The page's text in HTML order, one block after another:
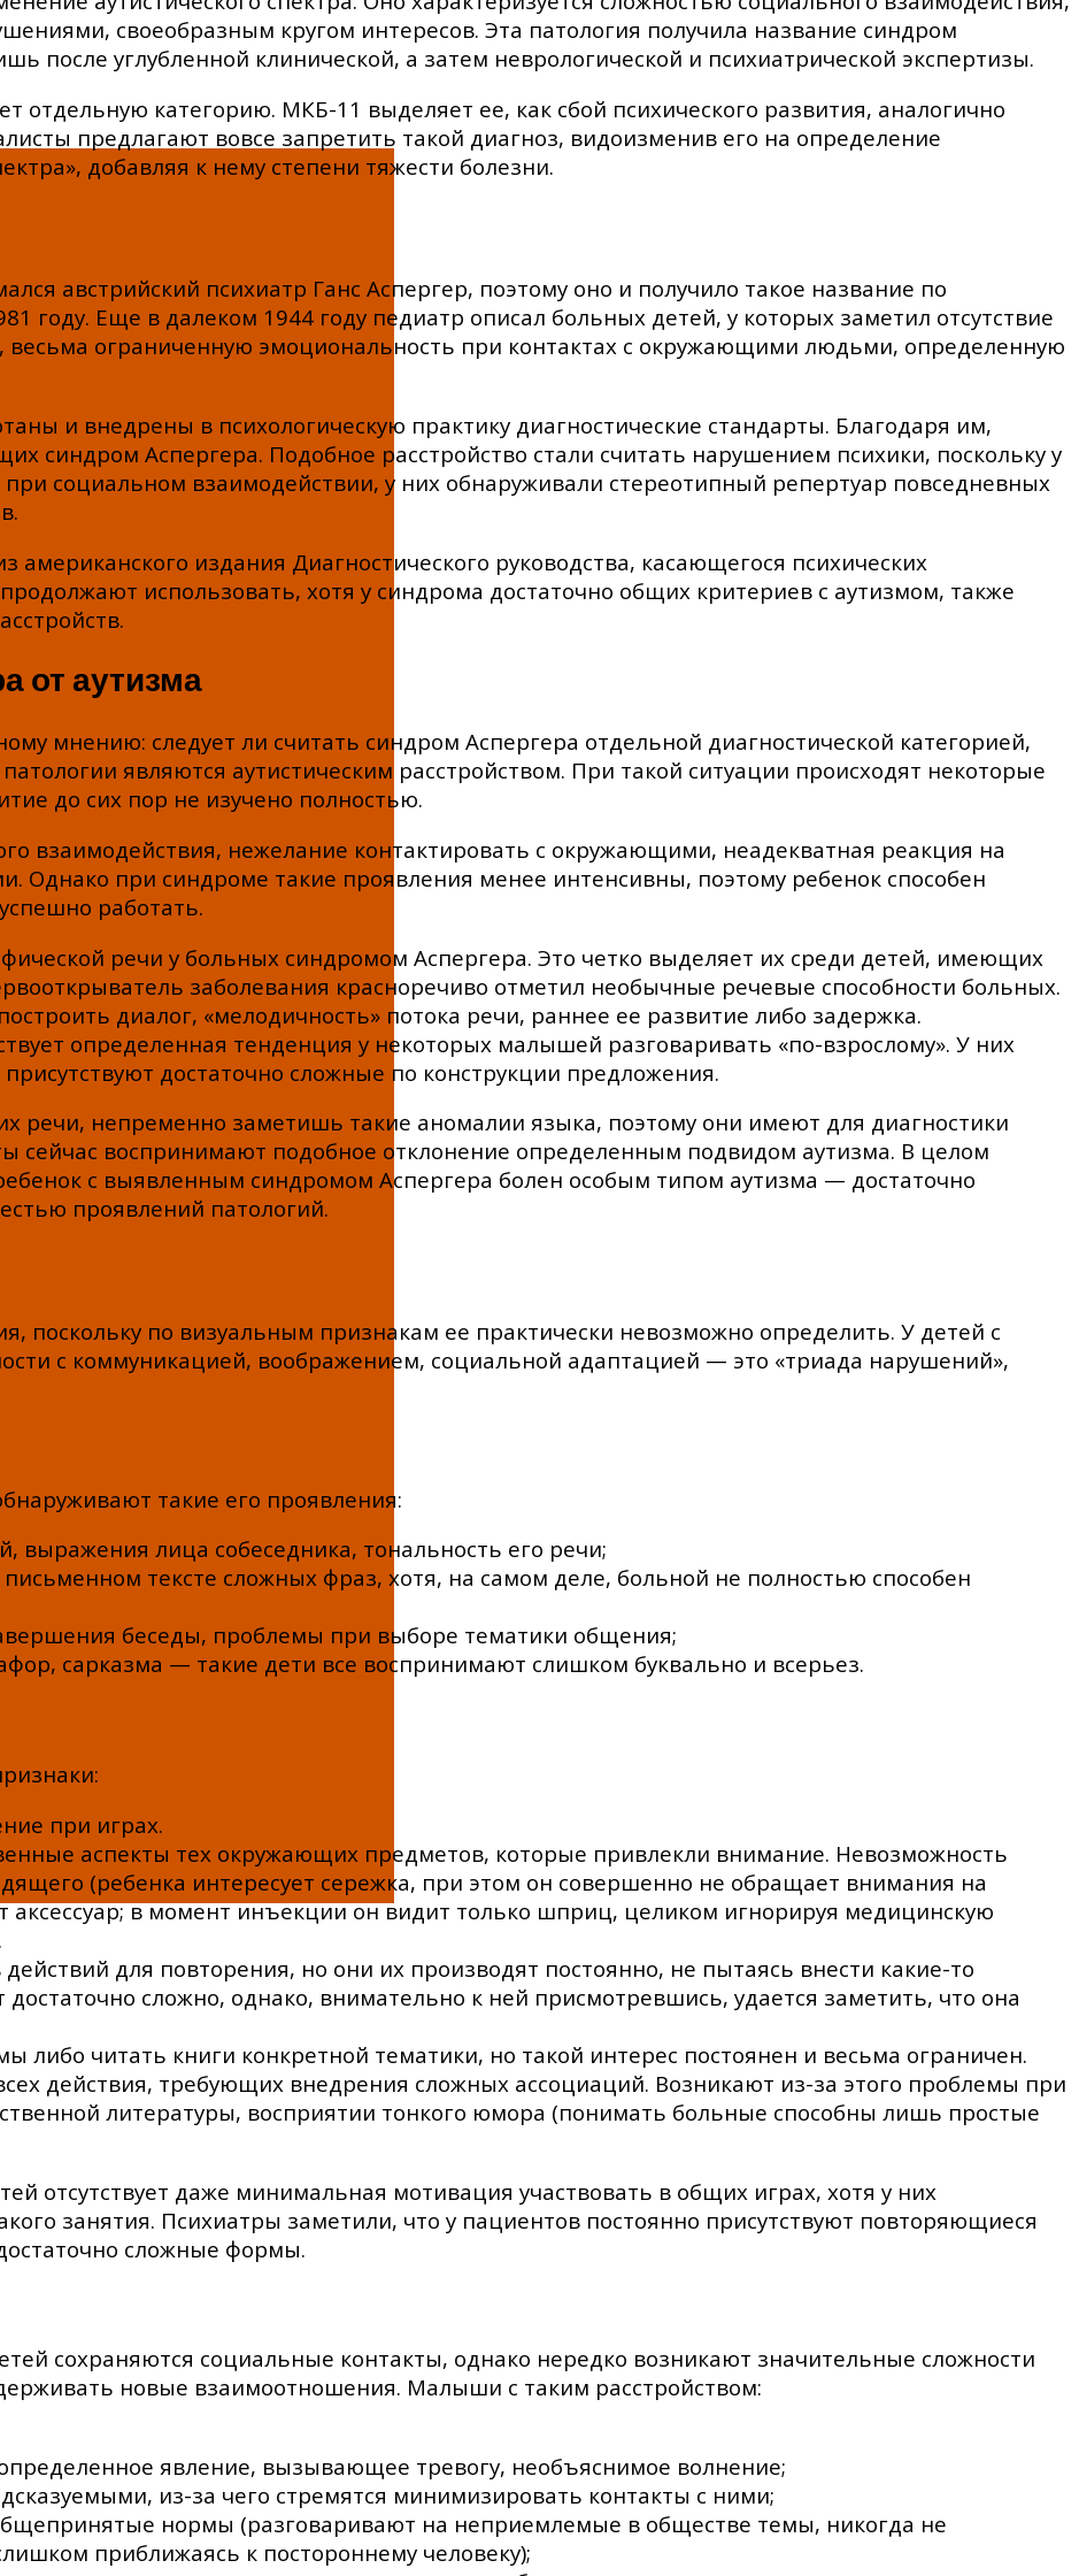
своеобразным кругом интересов. Эта патология получила название синдром
после углубленной клинической, а затем неврологической и психиатрической экспертизы.
отдельную категорию. МКБ-11 выделяет ее, как сбой психического развития, аналогично
предлагают вовсе запретить такой диагноз, видоизменив его на определение
добавляя к нему степени тяжести болезни.
австрийский психиатр Ганс Аспергер, поэтому оно и получило такое название по
году. Еще в далеком 1944 году педиатр описал больных детей, у которых заметил отсутствие
ограниченную эмоциональность при контактах с окружающими людьми, определенную
и внедрены в психологическую практику диагностические стандарты. Благодаря им,
синдром Аспергера. Подобное расстройство стали считать нарушением психики, поскольку у
социальном взаимодействии, у них обнаруживали стереотипный репертуар повседневных
американского издания Диагностического руководства, касающегося психических
использовать, хотя у синдрома достаточно общих критериев с аутизмом, также
от аутизма
мнению: следует ли считать синдром Аспергера отдельной диагностической категорией,
являются аутистическим расстройством. При такой ситуации происходят некоторые
до сих пор не изучено полностью.
взаимодействия, нежелание контактировать с окружающими, неадекватная реакция на
Однако при синдроме такие проявления менее интенсивны, поэтому ребенок способен
работать.
речи у больных синдромом Аспергера. Это четко выделяет их среди детей, имеющих
заболевания красноречиво отметил необычные речевые способности больных.
диалог, «мелодичность» потока речи, раннее ее развитие либо задержка.
определенная тенденция у некоторых малышей разговаривать «по-взрослому». У них
достаточно сложные по конструкции предложения.
речи, непременно заметишь такие аномалии языка, поэтому они имеют для диагностики
сейчас воспринимают подобное отклонение определенным подвидом аутизма. В целом
с выявленным синдромом Аспергера болен особым типом аутизма — достаточно
проявлений патологий.
поскольку по визуальным признакам ее практически невозможно определить. У детей с
с коммуникацией, воображением, социальной адаптацией — это «триада нарушений»,
такие его проявления:
выражения лица собеседника, тональность его речи;
тексте сложных фраз, хотя, на самом деле, больной не полностью способен
беседы, проблемы при выборе тематики общения;
сарказма — такие дети все воспринимают слишком буквально и всерьез.
при играх.
аспекты тех окружающих предметов, которые привлекли внимание. Невозможность
(ребенка интересует сережка, при этом он совершенно не обращает внимания на
аксессуар; в момент инъекции он видит только шприц, целиком игнорируя медицинскую
для повторения, но они их производят постоянно, не пытаясь внести какие-то
сложно, однако, внимательно к ней присмотревшись, удается заметить, что она
либо читать книги конкретной тематики, но такой интерес постоянен и весьма ограничен.
действия, требующих внедрения сложных ассоциаций. Возникают из-за этого проблемы при
литературы, восприятии тонкого юмора (понимать больные способны лишь простые
отсутствует даже минимальная мотивация участвовать в общих играх, хотя у них
занятия. Психиатры заметили, что у пациентов постоянно присутствуют повторяющиеся
сложные формы.
сохраняются социальные контакты, однако нередко возникают значительные сложности
новые взаимоотношения. Малыши с таким расстройством:
явление, вызывающее тревогу, необъяснимое волнение;
из-за чего стремятся минимизировать контакты с ними;
нормы (разговаривают на неприемлемые в обществе темы, никогда не
приближаясь к постороннему человеку);